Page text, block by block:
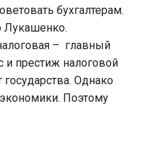
бухгалтерам.
Лукашенко.
– главный
и престиж налоговой
Однако
Поэтому